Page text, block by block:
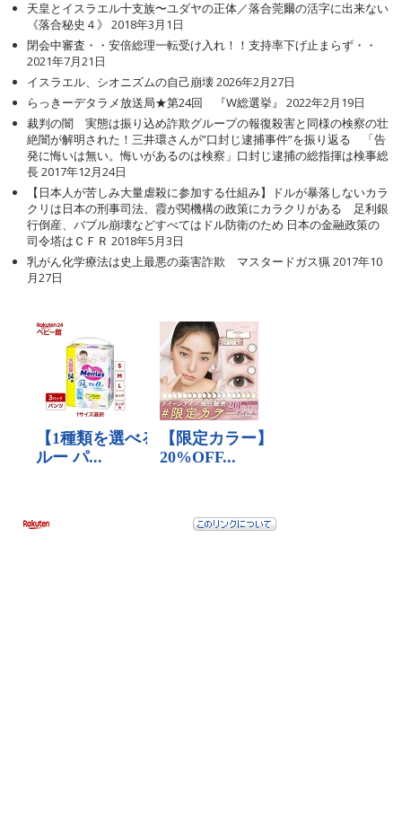
天皇とイスラエル十支族〜ユダヤの正体／落合莞爾の活字に出来ない
《落合秘史４》 2018年3月1日
閉会中審査・・安倍総理一転受け入れ！！支持率下げ止まらず・・
2021年7月21日
イスラエル、シオニズムの自己崩壊2026年2月27日
らっきーデタラメ放送局★第24回 『W総選挙』
2022年2月19日
裁判の闇 実態は振り込め詐欺グループの報復殺害と同様の検察の壮
絶闇が解明された！三井環さんが”口封じ逮捕事件”を振り返る 「告
発に悔いは無い。悔いがあるのは検察」口封じ逮捕の総指揮は検事総
長2017年12月24日
【日本人が苦しみ大量虐殺に参加する仕組み】ドルが暴落しないカラ
クリは日本の刑事司法、霞が関機構の政策にカラクリがある 足利銀
行倒産、バブル崩壊などすべてはドル防衛のため 日本の金融政策の
司令塔はＣＦＲ 2018年5月3日
乳がん化学療法は史上最悪の薬害詐欺 マスタードガス猟2017年10
月27日